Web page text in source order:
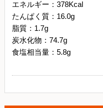
エネルギー：378Kcal
たんぱく質：16.0g
脂質：1.7g
炭水化物：74.7g
食塩相当量：5.8g